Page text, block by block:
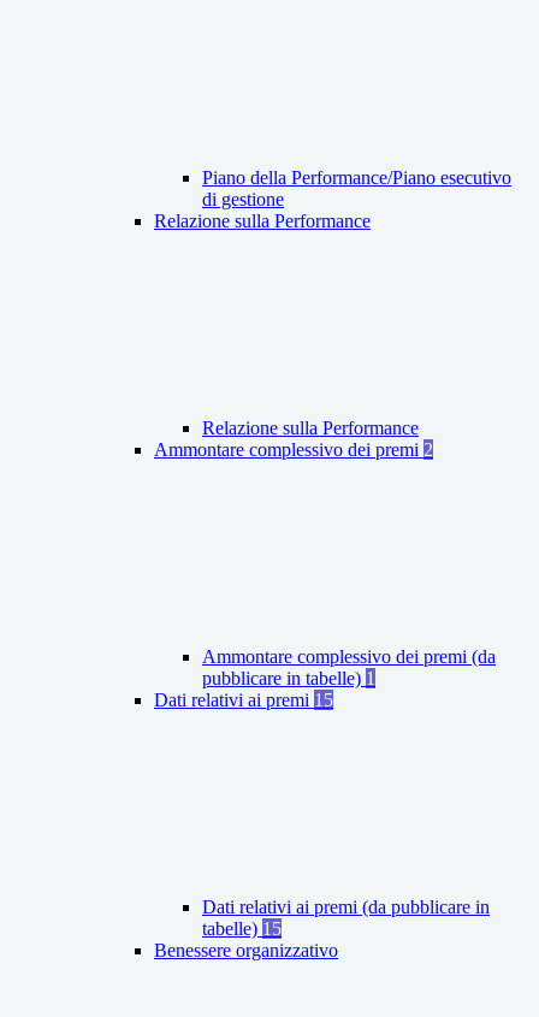
Piano della Performance/Piano esecutivo
di gestione
Relazione sulla Performance
Relazione sulla Performance
Ammontare complessivo dei premi 2
Ammontare complessivo dei premi (da
pubblicare in tabelle) 1
Dati relativi ai premi 15
Dati relativi ai premi (da pubblicare in
tabelle) 15
Benessere organizzativo